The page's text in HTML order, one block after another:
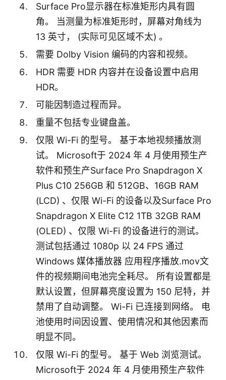
Surface Pro显示器在标准矩形内具有圆
角。 当测量为标准矩形时，屏幕对角线为
13 英寸， (实际可见区域不太) 。
需要 Dolby Vision 编码的内容和视频。
HDR 需要 HDR 内容并在设备设置中启用
HDR。
可能因制造过程而异。
重量不包括专业键盘盖。
仅限 Wi-Fi 的型号。 基于本地视频播放测
试。 Microsoft于 2024 年 4 月使用预生产
软件和预生产Surface Pro Snapdragon X
Plus C10 256GB 和 512GB、16GB RAM
(LCD) 、仅限 Wi-Fi 的设备以及Surface Pro
Snapdragon X Elite C12 1TB 32GB RAM
(OLED) 、仅限 Wi-Fi 的设备进行的测试。
测试包括通过 1080p 以 24 FPS 通过
Windows 媒体播放器 应用程序播放.mov文
件的视频期间电池完全耗尽。 所有设置都是
默认设置，但屏幕亮度设置为 150 尼特，并
禁用了自动调整。 Wi-Fi 已连接到网络。 电
池使用时间因设置、使用情况和其他因素而
明显不同。
仅限 Wi-Fi 的型号。 基于 Web 浏览测试。
Microsoft于 2024 年 4 月使用预生产软件